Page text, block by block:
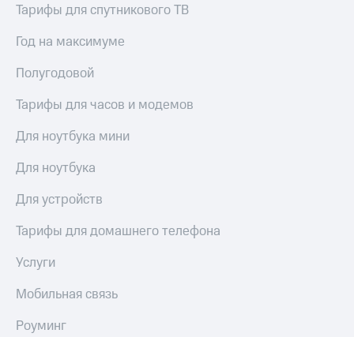
Тарифы для спутникового ТВ
Год на максимуме
Полугодовой
Тарифы для часов и модемов
Для ноутбука мини
Для ноутбука
Для устройств
Тарифы для домашнего телефона
Услуги
Мобильная связь
Роуминг